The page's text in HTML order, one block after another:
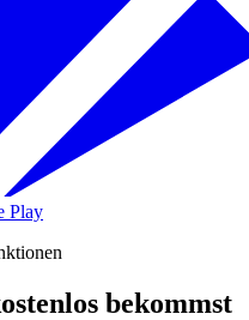
Play
bekommst